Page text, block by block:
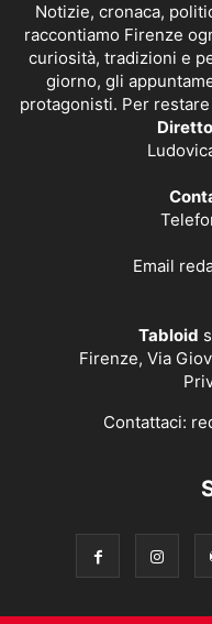
Notizie, cronaca,
raccontiamo Firenze
curiosità, tradizioni e
giorno, gli
protagonisti. Per
Email
Tabloid
Firenze, Via
Contattaci: